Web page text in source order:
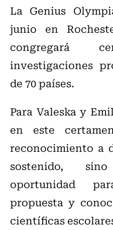
La Genius
junio en
congregará
investigaciones
de 70 países.
Para Valeska y
en este
reconocimiento a
sostenido,
oportunidad
propuesta y
científicas